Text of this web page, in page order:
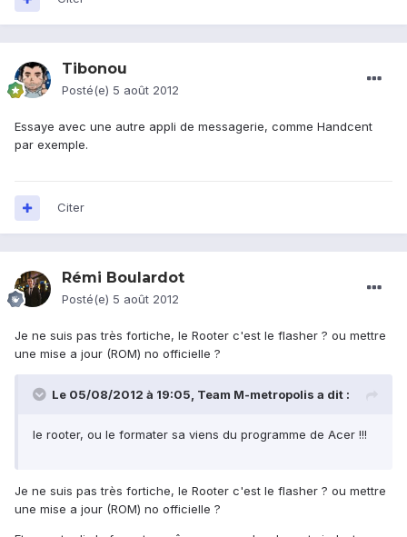
Tibonou
Posté(e) 5 août 2012
Essaye avec une autre appli de messagerie, comme Handcent
par exemple.
Citer
Rémi Boulardot
Posté(e) 5 août 2012
Je ne suis pas très fortiche, le Rooter c'est le flasher ? ou mettre
une mise a jour (ROM) no officielle ?
Le 05/08/2012 à 19:05, Team M-metropolis a dit :
le rooter, ou le formater sa viens du programme de Acer !!!
Je ne suis pas très fortiche, le Rooter c'est le flasher ? ou mettre
une mise a jour (ROM) no officielle ?